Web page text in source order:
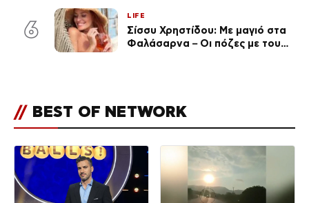
6
LIFE
Σίσσυ Χρηστίδου: Με μαγιό στα
Φαλάσαρνα – Οι πόζες με τους
// BEST OF NETWORK